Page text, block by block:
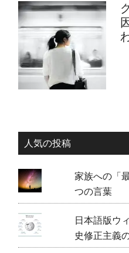
人気の投稿
家族への「
つの言葉
日本語版ウ
史修正主義